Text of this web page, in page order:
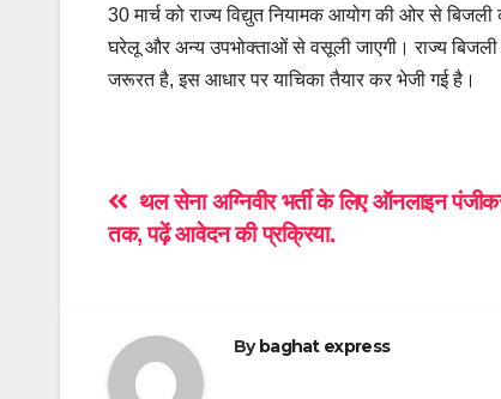
30 मार्च को राज्य विद्युत नियामक आयोग की ओर से बिजली
घरेलू और अन्य उपभोक्ताओं से वसूली जाएगी। राज्य
जरूरत है, इस आधार पर याचिका तैयार कर भेजी गई है।
Post
navigation
थल सेना अग्निवीर भर्ती के लिए ऑनलाइन
तक, पढ़ें आवेदन की प्रक्रिया.
Bybaghat express